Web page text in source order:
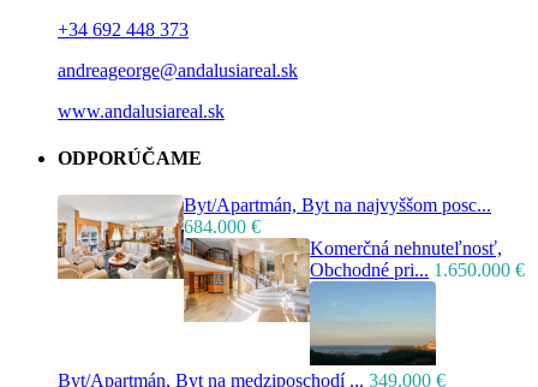
+34 692 448 373
andreageorge@andalusiareal.sk
www.andalusiareal.sk
ODPORÚČAME
Byt/Apartmán, Byt na najvyššom posc...
684.000 €
Komerčná nehnuteľnosť,
Obchodné pri... 1.650.000 €
Byt/Apartmán, Byt na medziposchodí ... 349.000 €